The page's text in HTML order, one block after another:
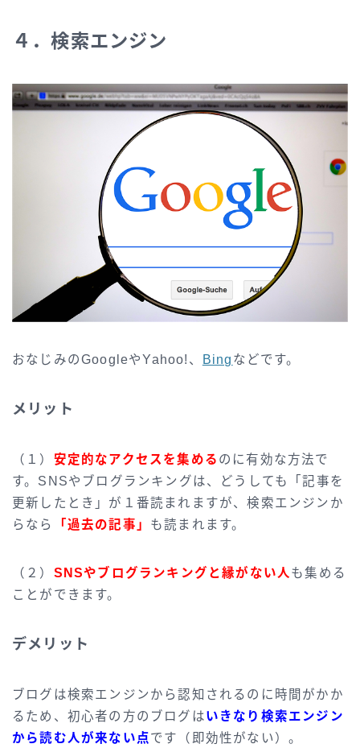
４．検索エンジン
おなじみのGoogleやYahoo!、 Bing などです。
メリット
（１） 安定的なアクセスを集める のに有効な方法で
す。SNSやブログランキングは、どうしても「記事を
更新したとき」が１番読まれますが、検索エンジンか
らなら
「過去の記事」 も読まれます。
（２） SNSやブログランキングと縁がない人 も集める
ことができます。
デメリット
ブログは検索エンジンから認知されるのに時間がかか
るため、初心者の方のブログはいきなり検索エンジン
から読む人が来ない点です（即効性がない）。